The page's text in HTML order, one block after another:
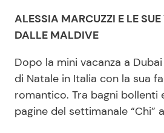
ALESSIA MARCUZZI E LE
DALLE MALDIVE
Dopo la mini vacanza a
di Natale in Italia con la sua
romantico. Tra bagni bollenti
pagine del settimanale